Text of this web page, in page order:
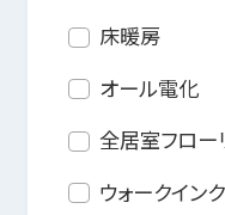
床暖房
オール電化
全居室フロー
ウォークイン